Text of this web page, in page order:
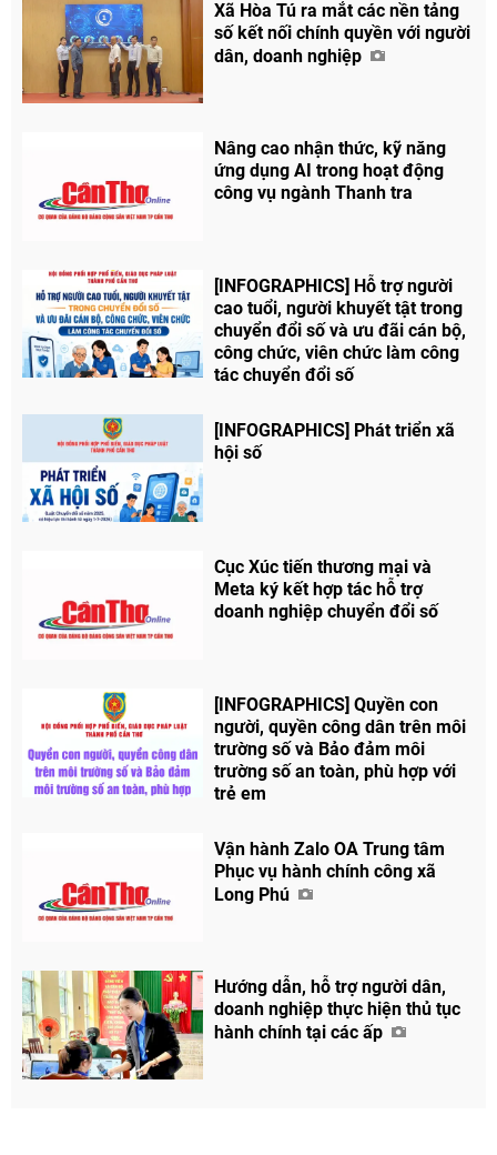
Chia sẻ
Facebook
Xã Hòa Tú ra mắt các nền tảng
số kết nối chính quyền với người
dân, doanh nghiệp
Nâng cao nhận thức, kỹ năng
ứng dụng AI trong hoạt động
công vụ ngành Thanh tra
[INFOGRAPHICS] Hỗ trợ người
cao tuổi, người khuyết tật trong
chuyển đổi số và ưu đãi cán bộ,
công chức, viên chức làm công
tác chuyển đổi số
[INFOGRAPHICS] Phát triển xã
hội số
Cục Xúc tiến thương mại và
Meta ký kết hợp tác hỗ trợ
doanh nghiệp chuyển đổi số
[INFOGRAPHICS] Quyền con
người, quyền công dân trên môi
trường số và Bảo đảm môi
trường số an toàn, phù hợp với
trẻ em
Vận hành Zalo OA Trung tâm
Phục vụ hành chính công xã
Long Phú
Hướng dẫn, hỗ trợ người dân,
doanh nghiệp thực hiện thủ tục
hành chính tại các ấp